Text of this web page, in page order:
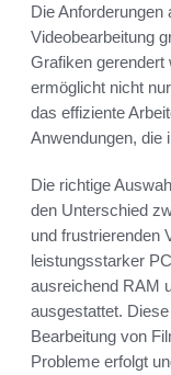
Die Anforderungen
Videobearbeitung
Grafiken
ermöglicht nicht
das effiziente
Anwendungen, die
Die richtige
den Unterschied
und frustrierenden
leistungsstarker
ausreichend RAM
ausgestattet.
Bearbeitung von
Probleme erfolgt